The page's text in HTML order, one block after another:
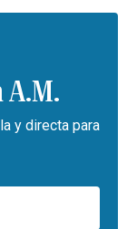
y directa para